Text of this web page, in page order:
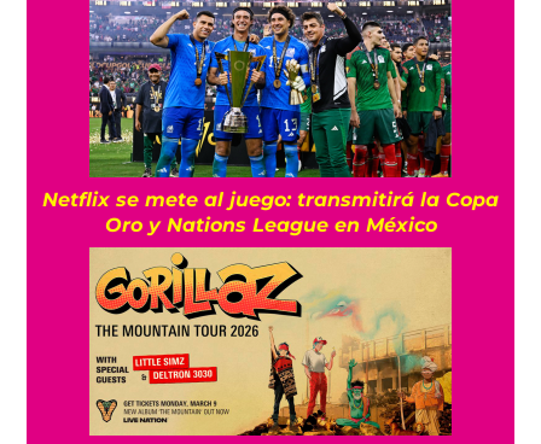
Netflix se mete al juego: transmitirá la Copa
Oro y Nations League en México